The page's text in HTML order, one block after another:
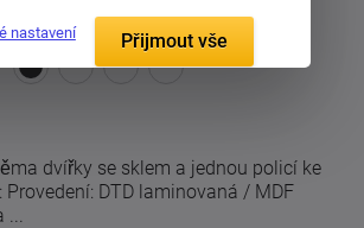
dvířky se sklem a jednou policí ke
Provedení: DTD laminovaná / MDF
...
nastavení Přijmout vše